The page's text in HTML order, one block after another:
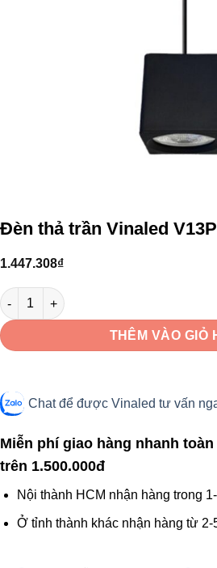
Đèn thả trần Vinaled
1.447.308₫
Đèn thả trần Vinaled V13PDF-35 35W
THÊM VÀO GIỎ
Chat để được Vinaled tư vấn
Miễn phí giao hàng nhanh
trên 1.500.000đ
Nội thành HCM nhận hàng trong
Ở tỉnh thành khác nhận hàng từ 2-